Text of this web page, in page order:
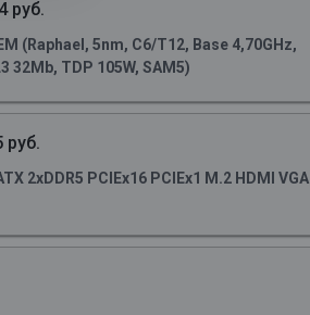
руб.
(Raphael, 5nm, C6/T12, Base 4,70GHz,
32Mb, TDP 105W, SAM5)
руб.
2xDDR5 PCIEx16 PCIEx1 M.2 HDMI VGA